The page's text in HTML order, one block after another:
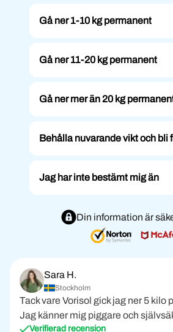
Gå ner 1-10 kg permanent
Gå ner 11-20 kg permanent
Gå ner mer än 20 kg
Behålla nuvarande vikt och bli
Jag har inte bestämt mig än
Din information är
Sara H.
Stockholm
Tack vare Vorisol gick jag ner 5 kilo
Jag känner mig piggare och
Verifierad recension